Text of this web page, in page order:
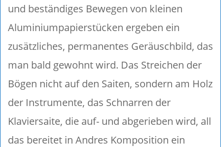
und beständiges Bewegen von kleinen
Aluminiumpapierstücken ergeben ein
zusätzliches, permanentes Geräuschbild, das
man bald gewohnt wird. Das Streichen der
Bögen nicht auf den Saiten, sondern am Holz
der Instrumente, das Schnarren der
Klaviersaite, die auf- und abgerieben wird, all
das bereitet in Andres Komposition ein